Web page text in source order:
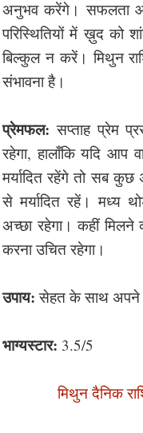
अनुभव करेंगे। सफलता
परिस्थितियों में ख़ुद को
बिल्कुल न करें। मिथुन
संभावना है।
प्रेमफल: सप्ताह प्रेम
रहेगा, हालाँकि यदि आप
मर्यादित रहेंगे तो सब
से मर्यादित रहें। मध्य
अच्छा रहेगा। कहीं मिलने
करना उचित रहेगा।
उपाय: सेहत के साथ अपने
भाग्यस्टार: 3.5/5
मिथुन दैनिक